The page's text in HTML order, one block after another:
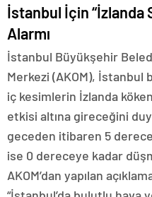
İstanbul İçin “İzlanda
Alarmı
İstanbul Büyükşehir
Merkezi (AKOM), İstanbul
iç kesimlerin İzlanda
etkisi altına gireceğini
geceden itibaren 5
ise 0 dereceye kadar
AKOM’dan yapılan